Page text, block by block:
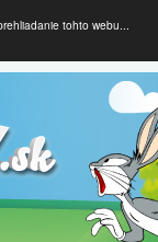
tohto webu...